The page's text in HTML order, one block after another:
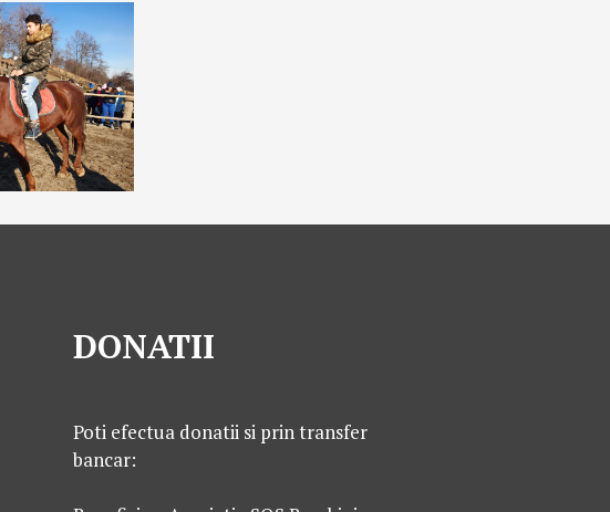
DONATII
Poti efectua donatii si prin transfer
bancar: